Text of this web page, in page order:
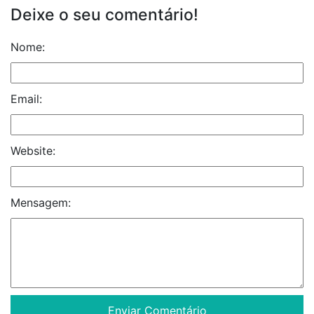
Deixe o seu comentário!
Nome:
Email:
Website:
Mensagem: